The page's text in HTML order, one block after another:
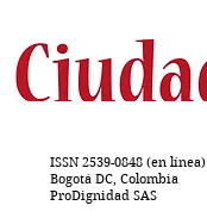
ISSN 2539-0848 (en línea)
Bogotá DC, Colombia
ProDignidad SAS